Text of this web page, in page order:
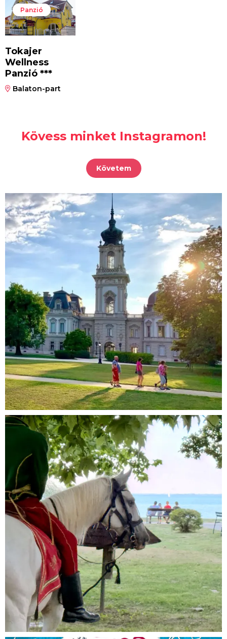
Panzió
Tokajer
Wellness
Panzió ***
Balaton-part
Kövess minket Instagramon!
Követem